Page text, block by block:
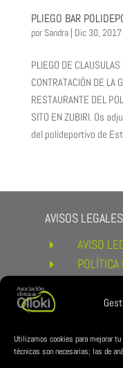
Utilizamos cookies para mejorar
técnicas son necesarias; las de
PLIEGO BAR
por Sandra| Dic 30, 2017
PLIEGO DE
CONTRATACIÓN DE LA
RESTAURANTE DEL
SITO EN ZUBIRI. Os
del polideportivo de
AVISOS LEGALES
E AVISO
E POLÍTICA
E
ENLACES DE